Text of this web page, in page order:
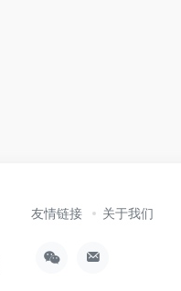
友情链接 关于我们